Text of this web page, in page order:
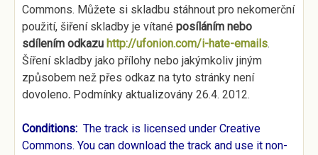
Commons. Můžete si skladbu stáhnout pro nekomerční
použití, šiření skladby je vítané posíláním nebo
sdílením odkazu http://ufonion.com/i-hate-emails.
Šíření skladby jako přílohy nebo jakýmkoliv jiným
způsobem než přes odkaz na tyto stránky není
dovoleno. Podmínky aktualizovány 26.4. 2012.
Conditions: The track is licensed under Creative
Commons. You can download the track and use it non-